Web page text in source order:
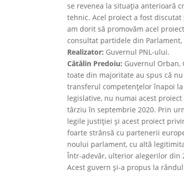
se revenea la situaţia anterioară
tehnic. Acel proiect a fost
am dorit să promovăm acel
consultat partidele din
Realizator: Guvernul PNL-ului.
Cătălin Predoiu: Guvernul Orban,
toate din majoritate au spus că
transferul competenţelor înapoi
legislative, nu numai acest
târziu în septembrie 2020. Prin
legile justiţiei şi acest proiect
foarte strânsă cu partenerii
noului parlament, cu altă
Într-adevăr, ulterior alegerilor din
Acest guvern şi-a propus la